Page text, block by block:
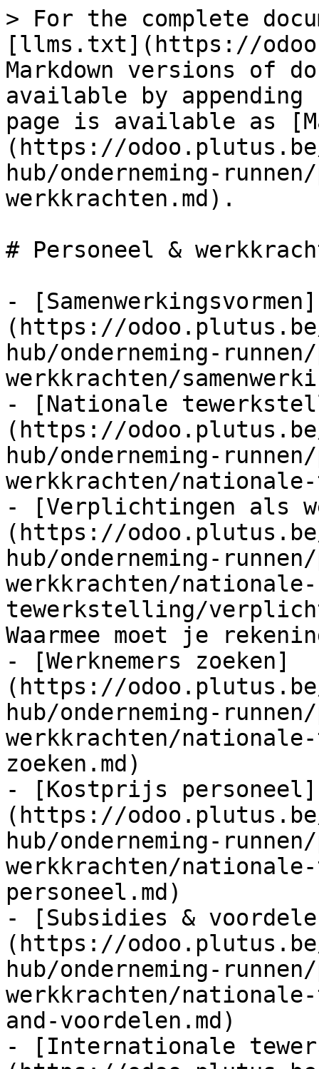
> For the complete
[llms.txt](https://
Markdown versions of
available by
page is available as
(https://
hub/onderneming-
werkkrachten.md).
# Personeel &
- [Samenwerkingsvormen]
(https://
hub/onderneming-
werkkrachten/
- [Nationale
(https://
hub/onderneming-
werkkrachten/
- [Verplichtingen als
(https://
hub/onderneming-
werkkrachten/nationale-
tewerkstelling/
Waarmee moet je
- [Werknemers zoeken]
(https://
hub/onderneming-
werkkrachten/
zoeken.md)
- [Kostprijs personeel]
(https://
hub/onderneming-
werkkrachten/
personeel.md)
- [Subsidies &
(https://
hub/onderneming-
werkkrachten/
and-voordelen.md)
- [Internationale